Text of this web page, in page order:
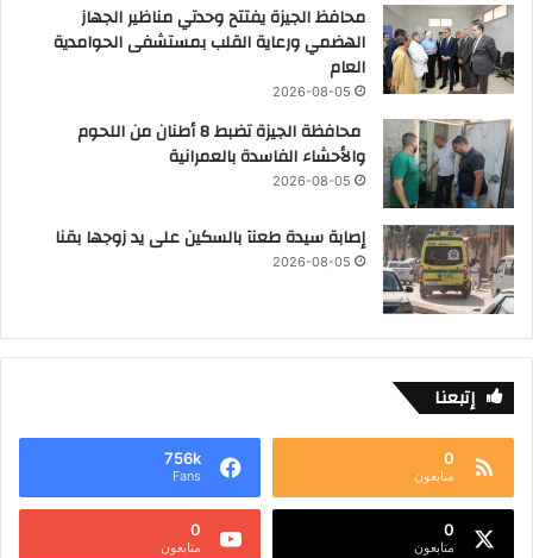
محافظ الجيزة يفتتح وحدتي مناظير الجهاز
الهضمي ورعاية القلب بمستشفى الحوامدية
العام
2026-08-05
محافظة الجيزة تضبط 8 أطنان من اللحوم
والأحشاء الفاسدة بالعمرانية
2026-08-05
إصابة سيدة طعنآ بالسكين على يد زوجها بقنا
2026-08-05
إتبعنا
0
متابعون
756k
Fans
0
متابعون
0
متابعون